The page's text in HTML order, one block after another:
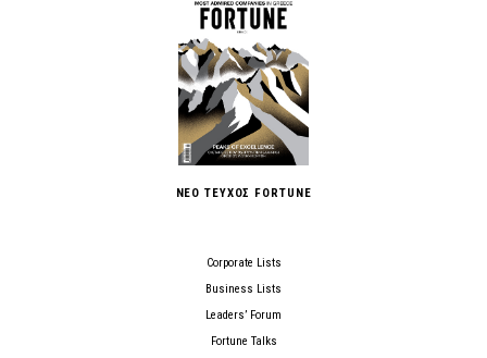
ΝΕΟ ΤΕΥΧΟΣ FORTUNE
Corporate Lists
Business Lists
Leaders’ Forum
Fortune Talks